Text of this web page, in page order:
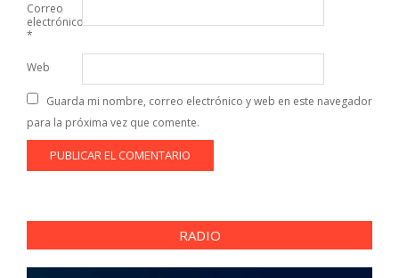
Correo
electrónico
*
Web
Guarda mi nombre, correo electrónico y web en este navegador
para la próxima vez que comente.
RADIO